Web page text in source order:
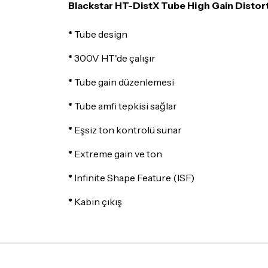
Blackstar HT-DistX Tube High Gain
* Tube design
*300V HT'de çalışır
* Tube gain düzenlemesi
* Tube amfi tepkisi sağlar
* Eşsiz ton kontrolü sunar
* Extreme gain ve ton
* Infinite Shape Feature (ISF)
* Kabin çıkış